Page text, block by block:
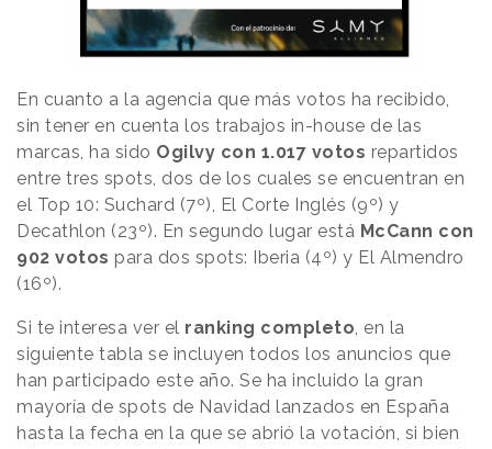
En cuanto a la agencia que más votos ha recibido,
sin tener en cuenta los trabajos in-house de las
marcas, ha sido Ogilvy con 1.017 votos repartidos
entre tres spots, dos de los cuales se encuentran en
el Top 10: Suchard (7º), El Corte Inglés (9º) y
Decathlon (23º). En segundo lugar está McCann con
902 votos para dos spots: Iberia (4º) y El Almendro
(16º).
Si te interesa ver el ranking completo , en la
siguiente tabla se incluyen todos los anuncios que
han participado este año. Se ha incluido la gran
mayoría de spots de Navidad lanzados en España
hasta la fecha en la que se abrió la votación, si bien